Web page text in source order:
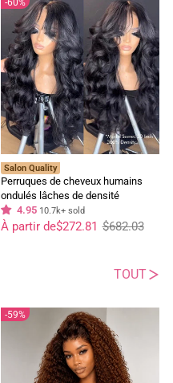
nécessaire
Salon Quality
Perruques de cheveux humains
ondulés lâches de densité
complète de 250 % 13x4 perruques
frontales en dentelle ondulée
4.95 10.7k+ sold
Prix
régulier
$682.03
Prix
réduit
À partir de$272.81
TOUT
59%